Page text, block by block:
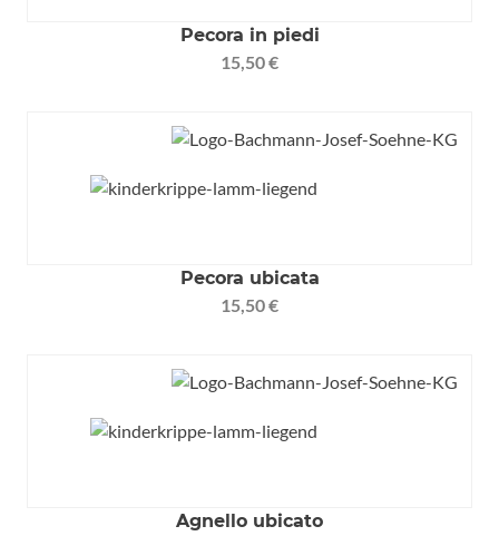
Pecora in piedi
15,50 €
Pecora ubicata
15,50 €
Agnello ubicato